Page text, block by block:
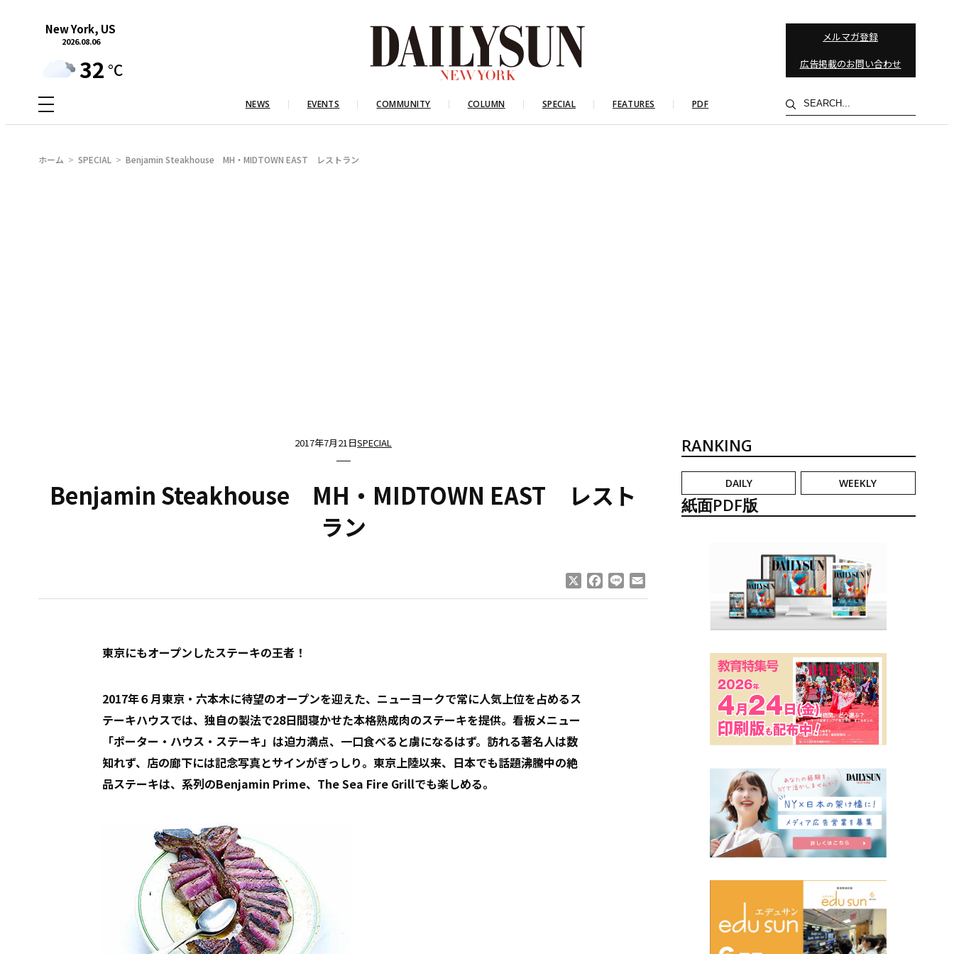
New York, US
2026.08.06
32 °C
メルマガ登録
広告掲載のお問い合わせ
NEWS EVENTS COMMUNITY COLUMN SPECIAL FEATURES PDF
検
索
ホーム SPECIAL Benjamin Steakhouse MH・MIDTOWN EAST レストラン
2017年7月21日SPECIAL
Benjamin Steakhouse MH・MIDTOWN EAST レスト
ラン
Facebook
Line
東京にもオープンしたステーキの王者！
2017年６月東京・六本木に待望のオープンを迎えた、ニューヨークで常に人気上位を占めるス
テーキハウスでは、独自の製法で28日間寝かせた本格熟成肉のステーキを提供。看板メニュー
「ポーター・ハウス・ステーキ」は迫力満点、一口食べると虜になるはず。訪れる著名人は数
知れず、店の廊下には記念写真とサインがぎっしり。東京上陸以来、日本でも話題沸騰中の絶
品ステーキは、系列のBenjamin Prime、The Sea Fire Grillでも楽しめる。
RANKING
DAILY WEEKLY
紙面PDF版